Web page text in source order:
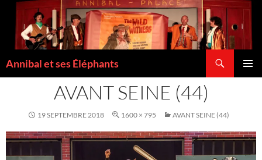
Annibal et ses Éléphants
AVANT SEINE (44)
19 SEPTEMBRE 2018 1600 × 795 AVANT SEINE (44)